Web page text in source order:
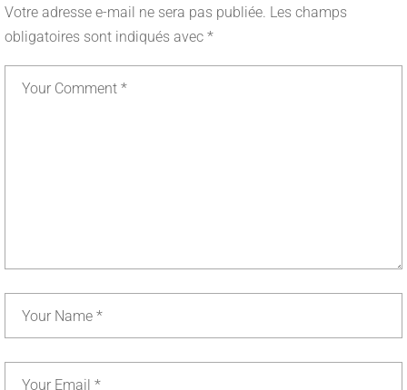
Votre adresse e-mail ne sera pas publiée. Les champs
obligatoires sont indiqués avec *